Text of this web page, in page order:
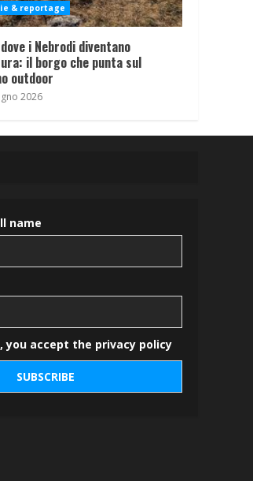
& reportage
i Nebrodi diventano
il borgo che punta sul
outdoor
2026
name
you accept the privacy policy